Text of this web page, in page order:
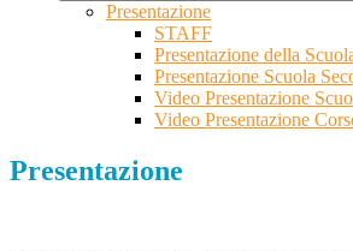
Presentazione
STAFF
Presentazione della
Presentazione Scuola
Video Presentazione
Video Presentazione
Presentazione